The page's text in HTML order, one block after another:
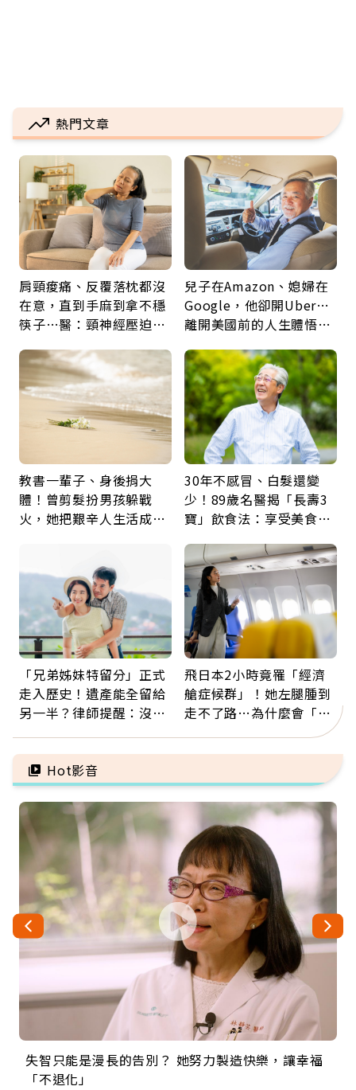
熱門文章
肩頸痠痛、反覆落枕都沒
在意，直到手麻到拿不穩
筷子…醫：頸神經壓迫上
鍵
兒子在Amazon、媳婦在
Google，他卻開Uber…
離開美國前的人生體悟：
教書一輩子、身後捐大
體！曾剪髮扮男孩躲戰
火，她把艱辛人生活成風
30年不感冒、白髮還變
少！89歲名醫揭「長壽3
寶」飲食法：享受美食不
「兄弟姊妹特留分」正式
走入歷史！遺產能全留給
另一半？律師提醒：沒做
飛日本2小時竟罹「經濟
艙症候群」！她左腿腫到
走不了路…為什麼會「靜
脈血栓」？醫示警7種人
注意
Hot影音
失智只能是漫長的告別？ 她努力製造快樂，讓幸福
「不退化」
來自剛果的巧克力神父 為台灣奉獻36年 「台灣是我
的家，我連作夢都講台語！」
63歲卸矽谷副總、搬回台灣找快樂！「蛋黃哥小
丑」走進安養院，逗樂上萬爺奶：退休後才開始真
104歲打破金氏世界紀錄 成為全球最年長羽球選
手，分享長壽的秘密原來是「這個」
事業巔峰他選擇追夢…黑手阿伯拉小提琴還登上小
巨蛋！連CNN都大讚！